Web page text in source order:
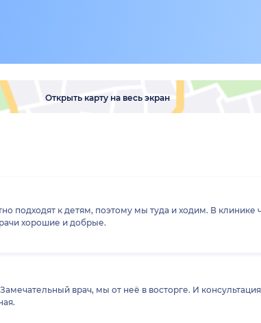
Открыть карту на весь экран
подходят к детям, поэтому мы туда и ходим. В клинике
хорошие и добрые.
врач, мы от неё в восторге. И